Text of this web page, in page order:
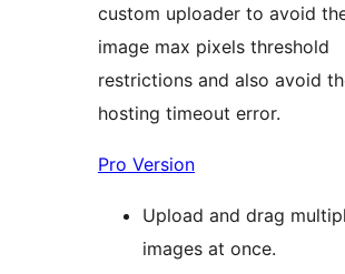
custom uploader to avoid
image max pixels threshold
restrictions and also avoid
hosting timeout error.
Pro Version
Upload and drag
images at once.